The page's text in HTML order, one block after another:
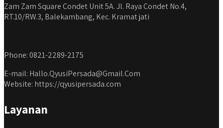
Zam Zam Square Condet Unit 5A. Jl. Raya Condet No.4,
RT.10/RW.3, Balekambang, Kec. Kramat jati
Phone: 0821-2289-2175
E-mail: Hallo.QyusiPersada@Gmail.Com
Website: https://qyusipersada.com
Layanan